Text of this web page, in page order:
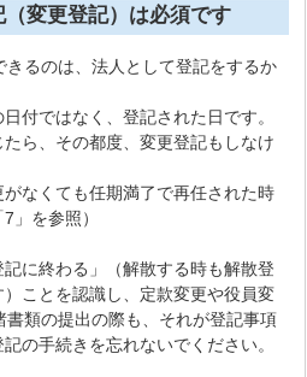
変更登記）は必須です
るのは、法人として登記をするか
付ではなく、登記された日です。
ら、その都度、変更登記もしなけ
なくても任期満了で再任された時
」を参照）
に終わる」（解散する時も解散登
ことを認識し、定款変更や役員変
類の提出の際も、それが登記事項
の手続きを忘れないでください。